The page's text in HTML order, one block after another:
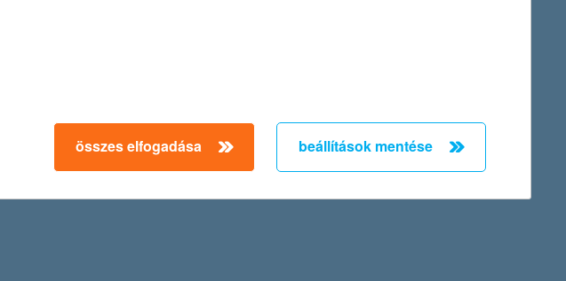
a “The Bank of the Year in Hungary - 2011” címet a K&H-nak, díjazva eredményeit és
összes elfogadása beállítások mentése